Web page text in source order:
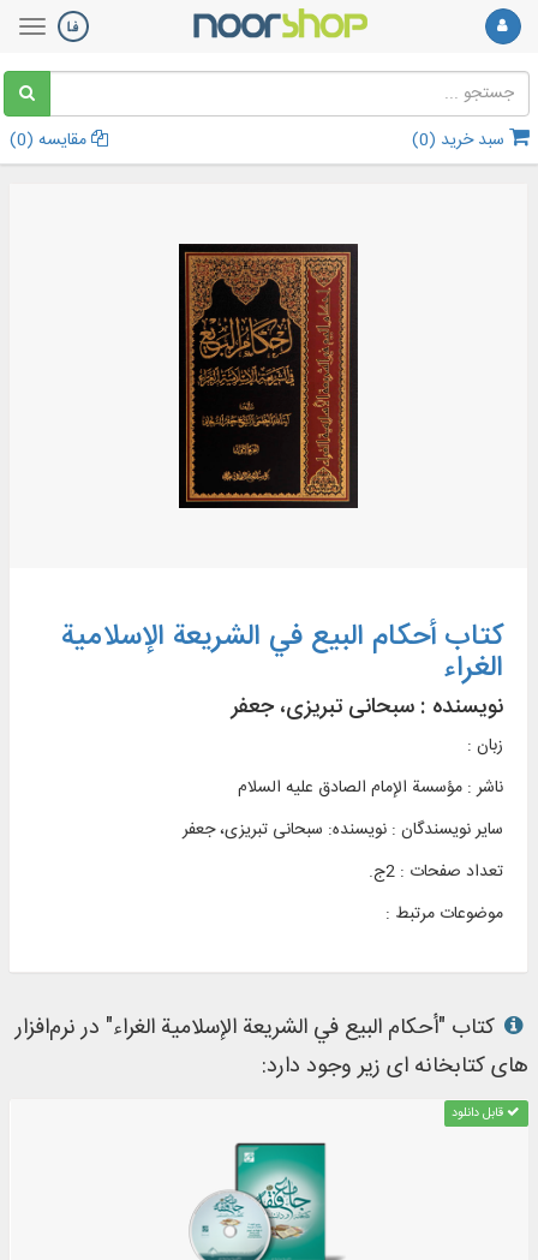
سبد خرید (0
) مقایسه (0
)
کتاب أحکام البیع في الشریعة الإسلامیة
الغراء
نویسنده : سبحانی تبریزی، جعفر
زبان :
ناشر : مؤسسة الإمام الصادق علیه السلام
سایر نویسندگان : نویسنده: سبحانی تبریزی، جعفر
تعداد صفحات : 2ج.
موضوعات مرتبط :
کتاب "أحکام البیع في الشریعة الإسلامیة الغراء" در نرم‌افزار
های کتابخانه ای زیر وجود دارد:
قابل دانلود